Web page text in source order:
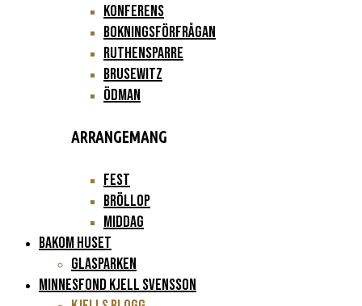
Konferens
Bokningsförfrågan
Ruthensparre
Brusewitz
Ödman
ARRANGEMANG
Fest
Bröllop
Middag
BAKOM HUSET
Glasparken
Minnesfond Kjell Svensson